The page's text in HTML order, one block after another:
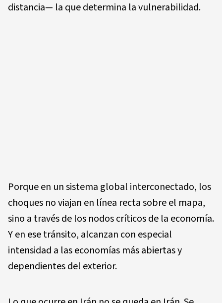
distancia— la que determina la vulnerabilidad.
Porque en un sistema global interconectado, los
choques no viajan en línea recta sobre el mapa,
sino a través de los nodos críticos de la economía.
Y en ese tránsito, alcanzan con especial
intensidad a las economías más abiertas y
dependientes del exterior.